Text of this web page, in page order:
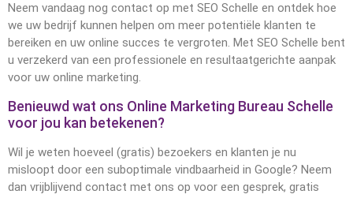
Neem vandaag nog contact op met SEO Schelle en ontdek hoe
we uw bedrijf kunnen helpen om meer potentiële klanten te
bereiken en uw online succes te vergroten. Met SEO Schelle bent
u verzekerd van een professionele en resultaatgerichte aanpak
voor uw online marketing.
Benieuwd wat ons Online Marketing Bureau Schelle
voor jou kan betekenen?
Wil je weten hoeveel (gratis) bezoekers en klanten je nu
misloopt door een suboptimale vindbaarheid in Google? Neem
dan vrijblijvend contact met ons op voor een gesprek, gratis